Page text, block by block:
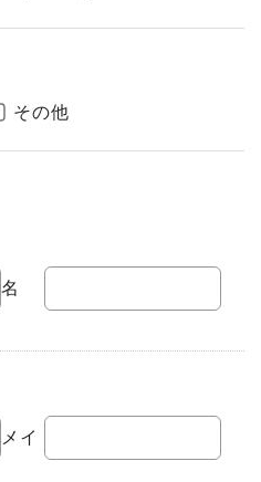
その他
名
メイ